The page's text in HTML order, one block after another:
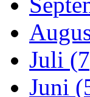
Juli
Juni